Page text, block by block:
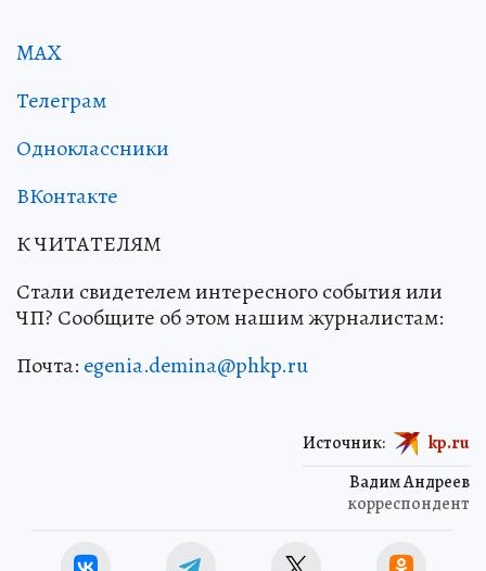
MAX
Телеграм
Одноклассники
ВКонтакте
К ЧИТАТЕЛЯМ
Стали свидетелем интересного события или
ЧП? Сообщите об этом нашим журналистам:
Почта: egenia.demina@phkp.ru
Вадим Андреев
корреспондент
Источник: kp.ru